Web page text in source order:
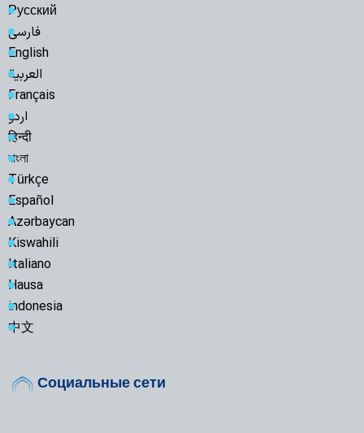
Русский
فارسی
English
العربية
Français
اردو
हिन्दी
বাংলা
Türkçe
Español
Azərbaycan
Kiswahili
Italiano
Hausa
indonesia
中文
Социальные сети